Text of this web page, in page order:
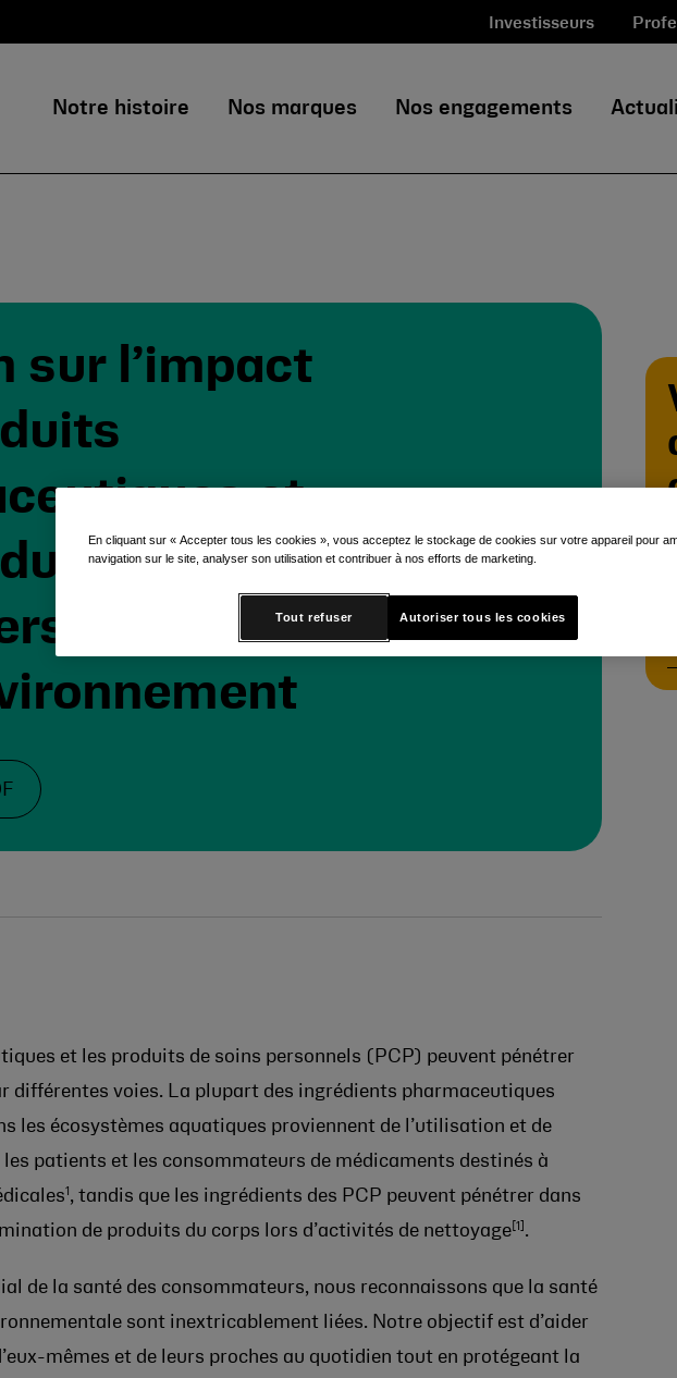
Investisseurs
Notre histoire Nos marques Nos engagements
sur l’impact
et
de
et les produits de soins personnels (PCP) peuvent pénétrer
différentes voies. La plupart des ingrédients pharmaceutiques
les écosystèmes aquatiques proviennent de l’utilisation et de
les patients et les consommateurs de médicaments destinés à
1 , tandis que les ingrédients des PCP peuvent pénétrer dans
de produits du corps lors d’activités de nettoyage [1] .
de la santé des consommateurs, nous reconnaissons que la santé
sont inextricablement liées. Notre objectif est d’aider
mêmes et de leurs proches au quotidien tout en protégeant la
En cliquant sur « Accepter tous les cookies », vous acceptez le stockage de cookies sur votre appareil pour
navigation sur le site, analyser son utilisation et contribuer à nos efforts de marketing.
Tout refuser Autoriser tous les cookies